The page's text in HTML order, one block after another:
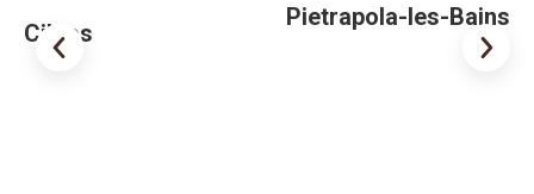
Cilaos
Pietrapola-les-Bains